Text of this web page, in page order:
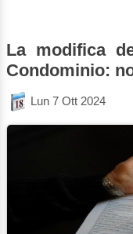
La modifica
Condominio:
Lun 7 Ott 2024